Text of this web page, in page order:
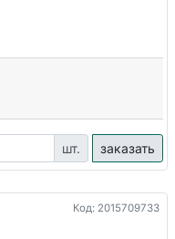
шт. заказать
Код: 2015709733